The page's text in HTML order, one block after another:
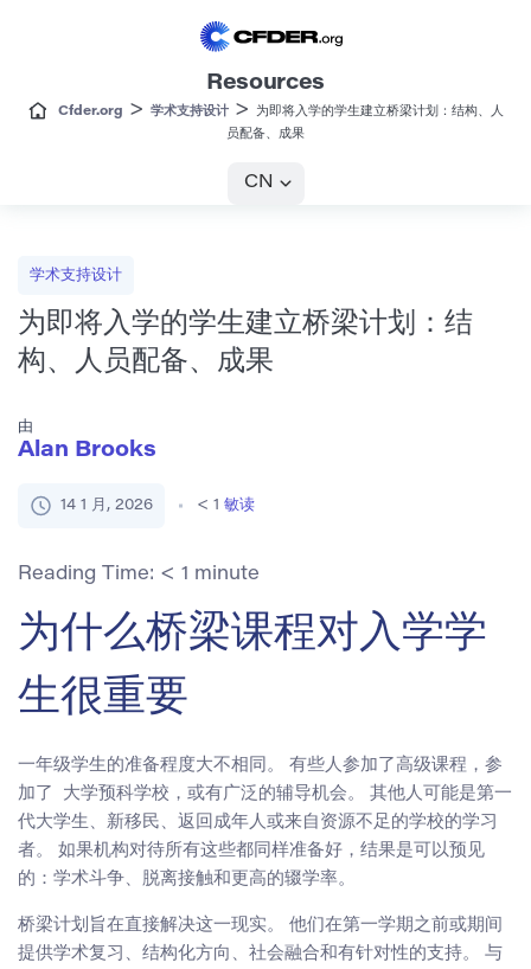
Resources
Cfder.org > 学术支持设计>
为即将入学的学生建立桥梁计划：结构、人
员配备、成果
CN
学术支持设计
为即将入学的学生建立桥梁计划：结
构、人员配备、成果
由
Alan Brooks
14 1 月, 2026 < 1 敏读
Reading Time: < 1 minute
为什么桥梁课程对入学学
生很重要
一年级学生的准备程度大不相同。 有些人参加了高级课程，参
加了 大学预科学校，或有广泛的辅导机会。 其他人可能是第一
代大学生、新移民、返回成年人或来自资源不足的学校的学习
者。 如果机构对待所有这些都同样准备好，结果是可以预见
的：学术斗争、脱离接触和更高的辍学率。
桥梁计划旨在直接解决这一现实。 他们在第一学期之前或期间
提供学术复习、结构化方向、社会融合和有针对性的支持。 与